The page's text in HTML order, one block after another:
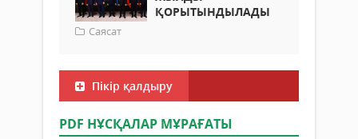
ҚОРЫТЫНДЫЛАДЫ
Саясат
Пікір қалдыру
PDF НҰСҚАЛАР МҰРАҒАТЫ